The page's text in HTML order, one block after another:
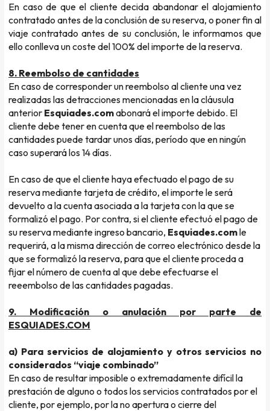
En caso de que el cliente decida abandonar el alojamiento
contratado antes de la conclusión de su reserva, o poner fin al
viaje contratado antes de su conclusión, le informamos que
ello conlleva un coste del 100% del importe de la reserva.
8. Reembolso de cantidades
En caso de corresponder un reembolso al cliente una vez
realizadas las detracciones mencionadas en la cláusula
anterior Esquiades.comabonará el importe debido. El
cliente debe tener en cuenta que el reembolso de las
cantidades puede tardar unos días, período que en ningún
caso superará los 14 días.
En caso de que el cliente haya efectuado el pago de su
reserva mediante tarjeta de crédito, el importe le será
devuelto a la cuenta asociada a la tarjeta con la que se
formalizó el pago. Por contra, si el cliente efectuó el pago de
su reserva mediante ingreso bancario, Esquiades.comle
requerirá, a la misma dirección de correo electrónico desde la
que se formalizó la reserva, para que el cliente proceda a
fijar el número de cuenta al que debe efectuarse el
reeembolso de las cantidades pagadas.
9. Modificación o anulación por parte de
ESQUIADES.COM
a) Para servicios de alojamiento y otros servicios no
considerados “viaje combinado”
En caso de resultar imposible o extremadamente difícil la
prestación de alguno o todos los servicios contratados por el
cliente, por ejemplo, por la no apertura o cierre del